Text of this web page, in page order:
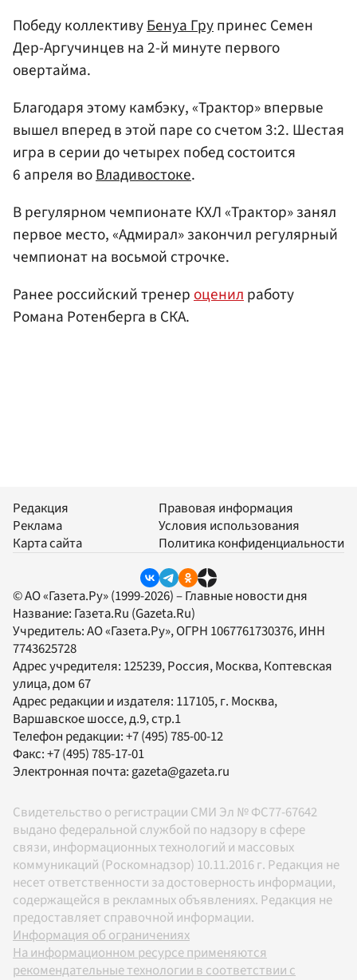
Победу коллективуБенуа Групринес Семен
Дер-Аргучинцев на 2-й минуте первого
овертайма.
Благодаря этому камбэку, «Трактор» впервые
вышел вперед в этой паре со счетом 3:2. Шестая
игра в серии до четырех побед состоится
6 апреля воВладивостоке.
В регулярном чемпионате КХЛ «Трактор» занял
первое место, «Адмирал» закончил регулярный
чемпионат на восьмой строчке.
Ранее российский тренероценилработу
Романа Ротенберга в СКА.
Редакция
Реклама
Карта сайта
Правовая информация
Условия использования
Политика конфиденциальности
© АО «Газета.Ру» (1999-2026) – Главные новости дня
Название: Газета.Ru (Gazeta.Ru)
Учредитель:АО «Газета.Ру», ОГРН 1067761730376, ИНН
7743625728
Адрес учредителя: 125239, Россия, Москва, Коптевская
улица, дом 67
Адрес редакции и издателя: 117105, г. Москва,
Варшавское шоссе, д.9, стр.1
Телефон редакции:+7 (495) 785-00-12
Факс:+7 (495) 785-17-01
Электронная почта:gazeta@gazeta.ru
Свидетельство о регистрации СМИ Эл № ФС77-67642
выдано федеральной службой по надзору в сфере
связи, информационных технологий и массовых
коммуникаций (Роскомнадзор) 10.11.2016 г. Редакция не
несет ответственности за достоверность информации,
содержащейся в рекламных объявлениях. Редакция не
предоставляет справочной информации.
Информация об ограничениях
На информационном ресурсе применяются
рекомендательные технологии в соответствии с